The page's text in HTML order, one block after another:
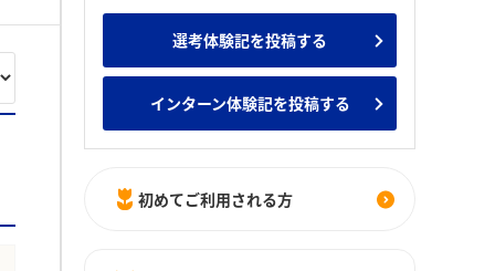
卒就職人気企業ランキング みんなのインターン人気企業ランキ
選考体験記を投稿する
インターン体験記を投稿する
初めてご利用される方